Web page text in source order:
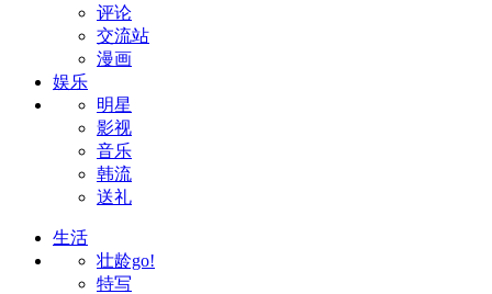
评论
交流站
漫画
娱乐
明星
影视
音乐
韩流
送礼
生活
壮龄go!
特写